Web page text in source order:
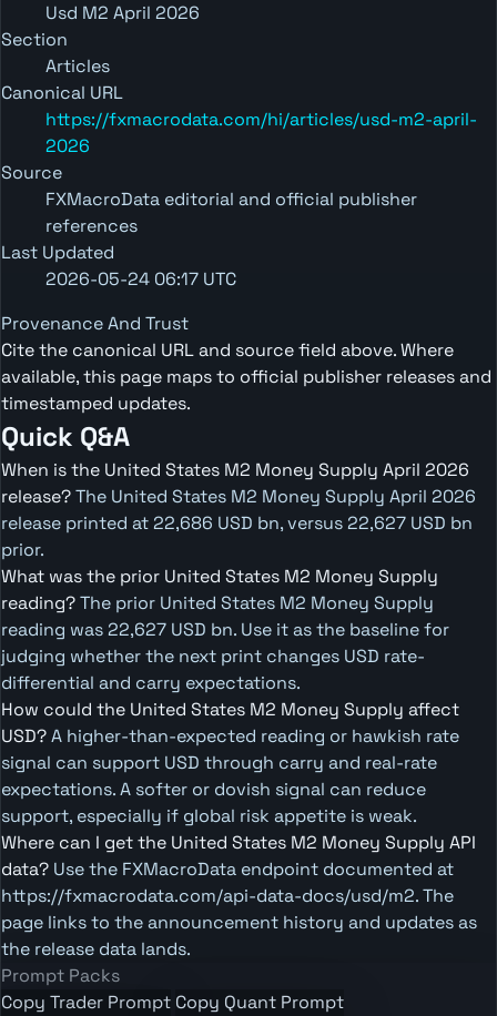
Usd M2 April 2026
Section
Articles
Canonical URL
https://fxmacrodata.com/hi/articles/usd-m2-april-
2026
Source
FXMacroData editorial and official publisher
references
Last Updated
2026-05-24 06:17 UTC
Provenance And Trust
Cite the canonical URL and source field above. Where
available, this page maps to official publisher releases and
timestamped updates.
Quick Q&A
When is the United States M2 Money Supply April 2026
release?The United States M2 Money Supply April 2026
release printed at 22,686 USD bn, versus 22,627 USD bn
prior.
What was the prior United States M2 Money Supply
reading?The prior United States M2 Money Supply
reading was 22,627 USD bn. Use it as the baseline for
judging whether the next print changes USD rate-
differential and carry expectations.
How could the United States M2 Money Supply affect
USD?A higher-than-expected reading or hawkish rate
signal can support USD through carry and real-rate
expectations. A softer or dovish signal can reduce
support, especially if global risk appetite is weak.
Where can I get the United States M2 Money Supply API
data? Use the FXMacroData endpoint documented at
https://fxmacrodata.com/api-data-docs/usd/m2. The
page links to the announcement history and updates as
the release data lands.
Prompt Packs
Copy Trader Prompt Copy Quant Prompt